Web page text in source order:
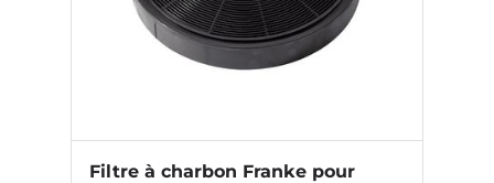
Filtre à charbon Franke pour